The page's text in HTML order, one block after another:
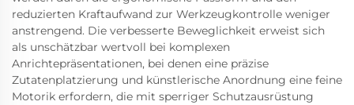
reduzierten Kraftaufwand zur Werkzeugkontrolle weniger
anstrengend. Die verbesserte Beweglichkeit erweist sich
als unschätzbar wertvoll bei komplexen
Anrichtepräsentationen, bei denen eine präzise
Zutatenplatzierung und künstlerische Anordnung eine feine
Motorik erfordern, die mit sperriger Schutzausrüstung